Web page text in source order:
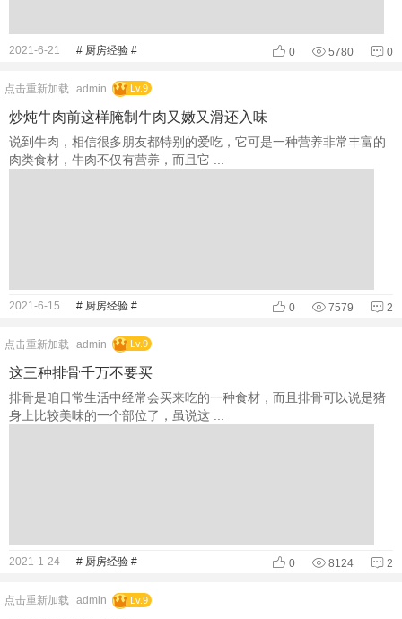
2021-6-21 # 厨房经验 # 0 5780 0
点击重新加载 admin Lv.9
炒炖牛肉前这样腌制牛肉又嫩又滑还入味
说到牛肉，相信很多朋友都特别的爱吃，它可是一种营养非常丰富的
肉类食材，牛肉不仅有营养，而且它 ...
2021-6-15 # 厨房经验 # 0 7579 2
点击重新加载 admin Lv.9
这三种排骨千万不要买
排骨是咱日常生活中经常会买来吃的一种食材，而且排骨可以说是猪
身上比较美味的一个部位了，虽说这 ...
2021-1-24 # 厨房经验 # 0 8124 2
点击重新加载 admin Lv.9